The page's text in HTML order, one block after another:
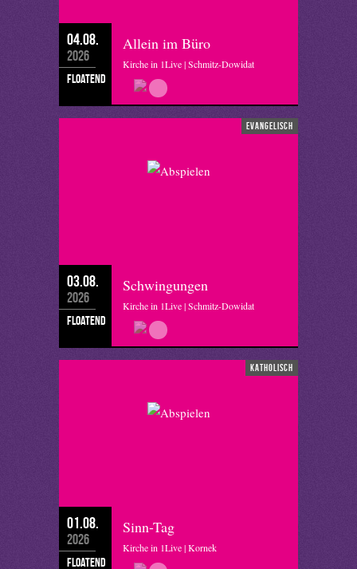
04.08.
2026
floatend
Allein im Büro
Kirche in 1Live | Schmitz-Dowidat
evangelisch
03.08.
2026
floatend
Schwingungen
Kirche in 1Live | Schmitz-Dowidat
katholisch
01.08.
2026
floatend
Sinn-Tag
Kirche in 1Live | Kornek